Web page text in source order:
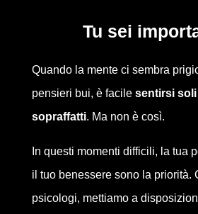
Tu sei
Quando la mente ci sembra
pensieri bui, è facile sentirsi soli
sopraffatti. Ma non è così.
In questi momenti difficili, la tua
il tuo benessere sono la priorità.
psicologi, mettiamo a